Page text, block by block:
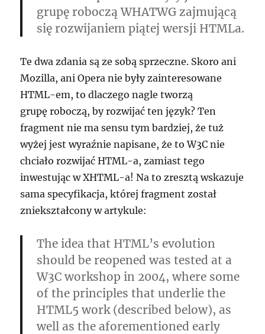
grupę roboczą WHATWG zajmującą
się rozwijaniem piątej wersji HTMLa.
Te dwa zdania są ze sobą sprzeczne. Skoro ani
Mozilla, ani Opera nie były zainteresowane
HTML-em, to dlaczego nagle tworzą
grupę roboczą, by rozwijać ten język? Ten
fragment nie ma sensu tym bardziej, że tuż
wyżej jest wyraźnie napisane, że to W3C nie
chciało rozwijać HTML-a, zamiast tego
inwestując w XHTML-a! Na to zresztą wskazuje
sama specyfikacja, której fragment został
zniekształcony w artykule:
The idea that HTML’s evolution
should be reopened was tested at a
W3C workshop in 2004, where some
of the principles that underlie the
HTML5 work (described below), as
well as the aforementioned early